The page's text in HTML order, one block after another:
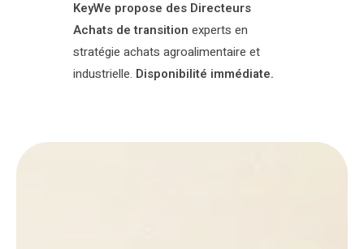
KeyWe propose des Directeurs
Achats de transition experts en
stratégie achats agroalimentaire et
industrielle. Disponibilité immédiate.